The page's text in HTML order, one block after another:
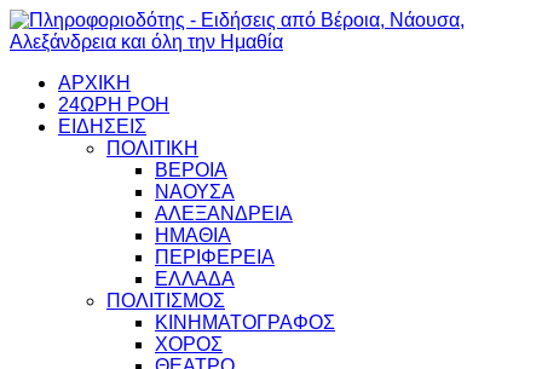
ΑΡΧΙΚΗ
24ΩΡΗ ΡΟΗ
ΕΙΔΗΣΕΙΣ
ΠΟΛΙΤΙΚΗ
ΒΕΡΟΙΑ
ΝΑΟΥΣΑ
ΑΛΕΞΑΝΔΡΕΙΑ
ΗΜΑΘΙΑ
ΠΕΡΙΦΕΡΕΙΑ
ΕΛΛΑΔΑ
ΠΟΛΙΤΙΣΜΟΣ
ΚΙΝΗΜΑΤΟΓΡΑΦΟΣ
ΧΟΡΟΣ